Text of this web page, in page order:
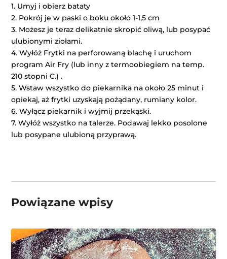
1. Umyj i obierz bataty
2. Pokrój je w paski o boku około 1-1,5 cm
3. Możesz je teraz delikatnie skropić oliwą, lub posypać
ulubionymi ziołami.
4. Wyłóż Frytki na perforowaną blachę i uruchom
program Air Fry (lub inny z termoobiegiem na temp.
210 stopni C.) .
5. Wstaw wszystko do piekarnika na około 25 minut i
opiekaj, aż frytki uzyskają pożądany, rumiany kolor.
6. Wyłącz piekarnik i wyjmij przekąski.
7. Wyłóż wszystko na talerze. Podawaj lekko posolone
lub posypane ulubioną przyprawą.
Powiązane wpisy